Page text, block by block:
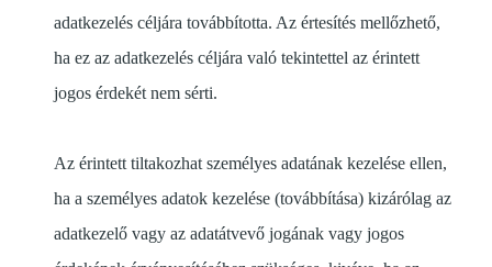
adatkezelés céljára továbbította. Az értesítés mellőzhető,
ha ez az adatkezelés céljára való tekintettel az érintett
jogos érdekét nem sérti.
Az érintett tiltakozhat személyes adatának kezelése ellen,
ha a személyes adatok kezelése (továbbítása) kizárólag az
adatkezelő vagy az adatátvevő jogának vagy jogos